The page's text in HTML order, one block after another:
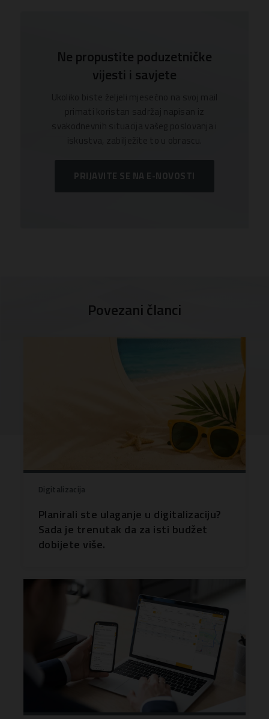
Ne propustite poduzetničke
vijesti i savjete
iskustva, zabilježite to u obrascu.
PRIJAVITE SE NA E-NOVOSTI
Povezani članci
Digitalizacija
Planirali ste ulaganje u digitalizaciju?
Sada je trenutak da za isti budžet
dobijete više.